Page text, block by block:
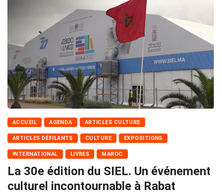
ACCUEIL AGENDA ARTICLES CULTURE
ARTICLES DÉFILANTS CULTURE EXPOSITIONS
INTERNATIONAL LIVRES MAROC
La 30e édition du SIEL. Un événement
culturel incontournable à Rabat